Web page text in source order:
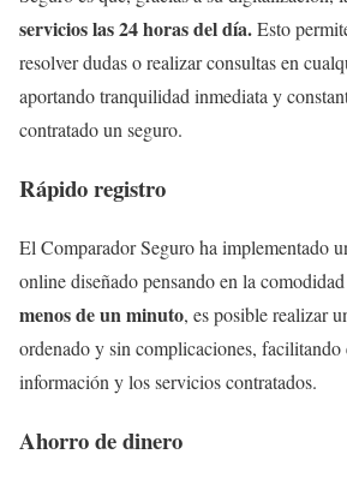
servicios las 24 horas del día.Esto
resolver dudas o realizar consultas en
aportando tranquilidad inmediata y
contratado un seguro.
Rápido registro
El Comparador Seguro ha implementado
online diseñado pensando en la
menos de un minuto, es posible realizar
ordenado y sin complicaciones, facilitando
información y los servicios contratados.
Ahorro de dinero